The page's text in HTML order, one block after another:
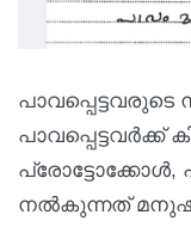
പാവപ്പെട്ടവരുടെ
പാവപ്പെട്ടവര്‍ക്ക്
പ്രോട്ടോക്കോള്‍,
നല്‍കുന്നത്